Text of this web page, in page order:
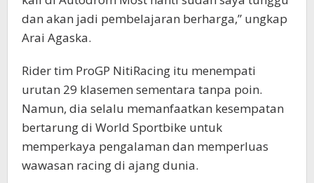
dan akan jadi pembelajaran berharga,” ungkap
Arai Agaska.
Rider tim ProGP NitiRacing itu menempati
urutan 29 klasemen sementara tanpa poin.
Namun, dia selalu memanfaatkan kesempatan
bertarung di World Sportbike untuk
memperkaya pengalaman dan memperluas
wawasan racing di ajang dunia.